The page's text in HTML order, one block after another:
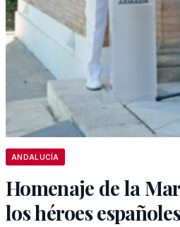
ANDALUCÍA
Homenaje de la
los héroes